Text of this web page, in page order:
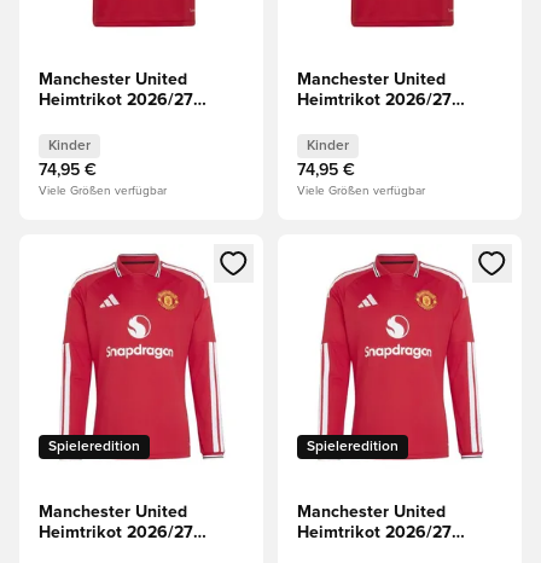
Manchester United
Heimtrikot 2026/27
Kinder
74,95 €
Viele Größen verfügbar
Manchester United
Heimtrikot 2026/27
Kinder
74,95 €
Viele Größen verfügbar
Öffnet ein neues Fenster zum Anmelden oder Registrieren
Spieleredition
Manchester United
Heimtrikot 2026/27
Öffnet ein neues Fenster
Spieleredition
Manchester United
Heimtrikot 2026/27